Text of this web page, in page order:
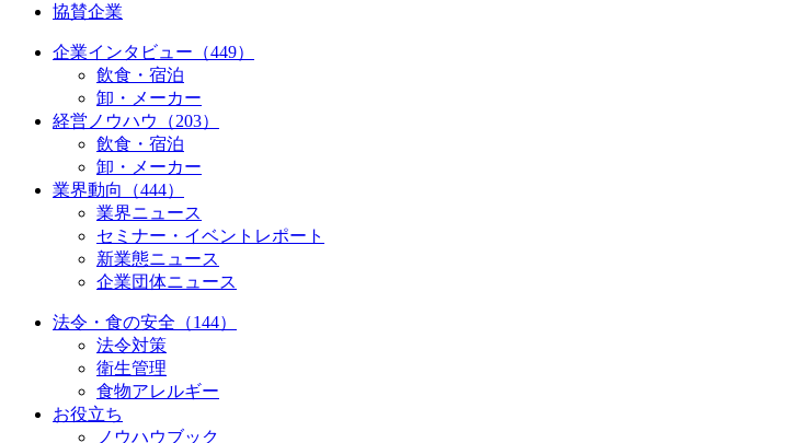
協賛企業
企業インタビュー（449）
飲食・宿泊
卸・メーカー
経営ノウハウ（203）
飲食・宿泊
卸・メーカー
業界動向（444）
業界ニュース
セミナー・イベントレポート
新業態ニュース
企業団体ニュース
法令・食の安全（144）
法令対策
衛生管理
食物アレルギー
お役立ち
ノウハウブック